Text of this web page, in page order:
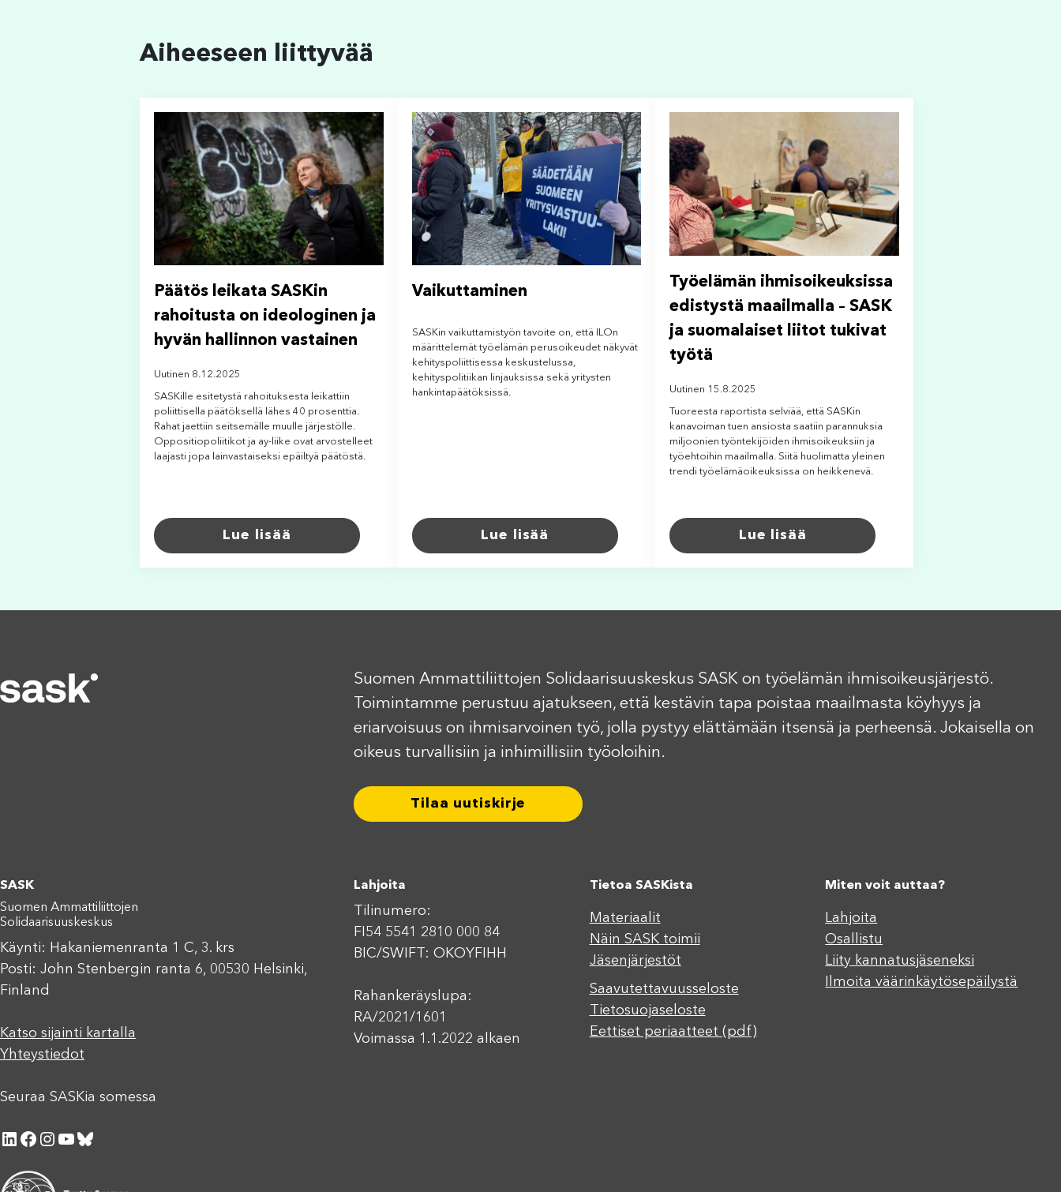
Aiheeseen liittyvää
Päätös leikata SASKin
rahoitusta on ideologinen ja
hyvän hallinnon vastainen
Uutinen 8.12.2025
SASKille esitetystä rahoituksesta leikattiin
poliittisella päätöksellä lähes 40 prosenttia.
Rahat jaettiin seitsemälle muulle järjestölle.
Oppositiopoliitikot ja ay-liike ovat arvostelleet
laajasti jopa lainvastaiseksi epäiltyä päätöstä.
Lue lisää
Vaikuttaminen
SASKin vaikuttamistyön tavoite on, että ILOn
määrittelemät työelämän perusoikeudet näkyvät
kehityspoliittisessa keskustelussa,
kehityspolitiikan linjauksissa sekä yritysten
hankintapäätöksissä.
Lue lisää
Työelämän ihmisoikeuksissa
edistystä maailmalla – SASK
ja suomalaiset liitot tukivat
työtä
Uutinen 15.8.2025
Tuoreesta raportista selviää, että SASKin
kanavoiman tuen ansiosta saatiin parannuksia
miljoonien työntekijöiden ihmisoikeuksiin ja
työehtoihin maailmalla. Siitä huolimatta yleinen
trendi työelämäoikeuksissa on heikkenevä.
Lue lisää
Suomen Ammattiliittojen Solidaarisuuskeskus SASK on työelämän ihmisoikeusjärjestö.
Toimintamme perustuu ajatukseen, että kestävin tapa poistaa maailmasta köyhyys ja
eriarvoisuus on ihmisarvoinen työ, jolla pystyy elättämään itsensä ja perheensä. Jokaisella on
oikeus turvallisiin ja inhimillisiin työoloihin.
Tilaa uutiskirje
SASK
Suomen Ammattiliittojen
Solidaarisuuskeskus
Käynti: Hakaniemenranta 1 C, 3. krs
Posti: John Stenbergin ranta 6, 00530 Helsinki,
Finland
Katso sijainti kartalla
Yhteystiedot
Seuraa SASKia somessa
LinkedIn Facebook Instagram YouTube Bluesky
Lahjoita
Tilinumero:
FI54 5541 2810 000 84
BIC/SWIFT: OKOYFIHH
Rahankeräyslupa:
RA/2021/1601
Voimassa 1.1.2022 alkaen
Tietoa SASKista
Materiaalit
Näin SASK toimii
Jäsenjärjestöt
Saavutettavuusseloste
Tietosuojaseloste
Eettiset periaatteet (pdf)
Miten voit auttaa?
Lahjoita
Osallistu
Liity kannatusjäseneksi
Ilmoita väärinkäytösepäilystä